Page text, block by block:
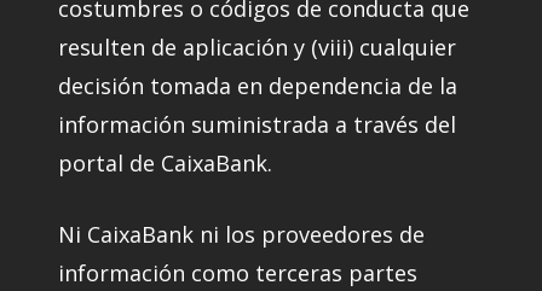
costumbres o códigos de conducta que
resulten de aplicación y (viii) cualquier
decisión tomada en dependencia de la
información suministrada a través del
portal de CaixaBank.
Ni CaixaBank ni los proveedores de
información como terceras partes